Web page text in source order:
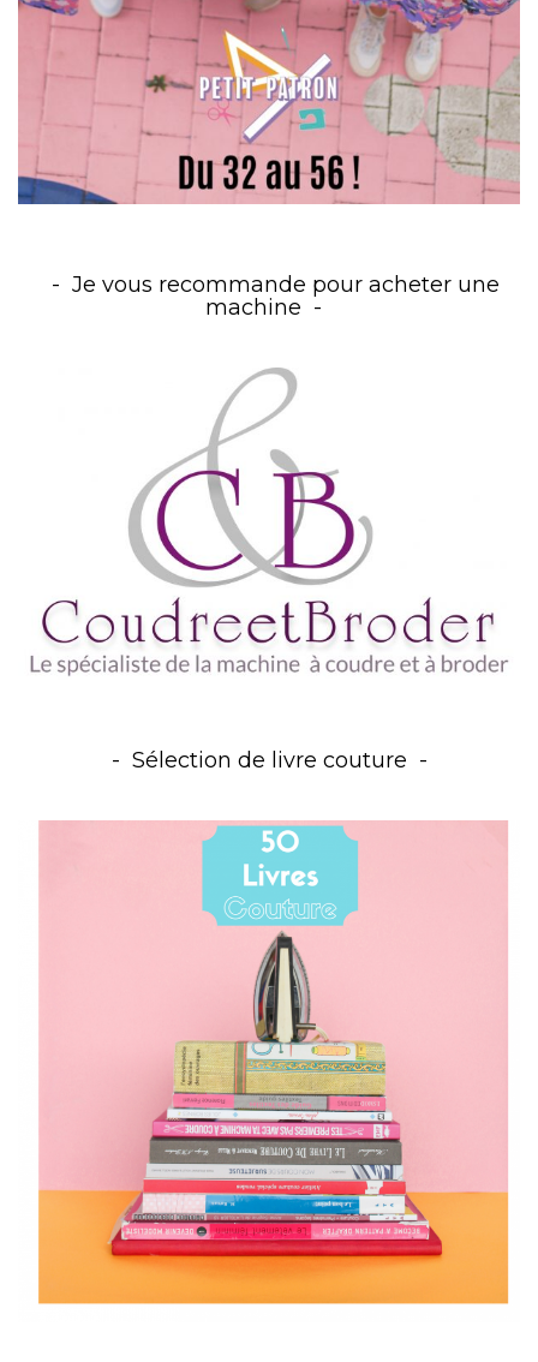
Je vous recommande pour acheter une
machine
Sélection de livre couture